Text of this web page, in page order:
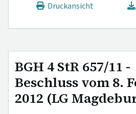
Druckansicht
BGH 4 StR 657/11 -
Beschluss vom 8.
2012 (LG